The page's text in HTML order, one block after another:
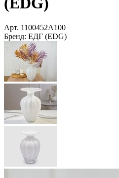
Арт. 1100452A100
Бренд: ЕДГ (EDG)